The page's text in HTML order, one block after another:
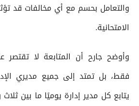
والتعامل بحسم مع أي مخالفات قد
الامتحانية.
وأوضح جارح أن المتابعة لا تقتصر
فقط، بل تمتد إلى جميع مديري
يتابع كل مدير إدارة يوميًا ما بين